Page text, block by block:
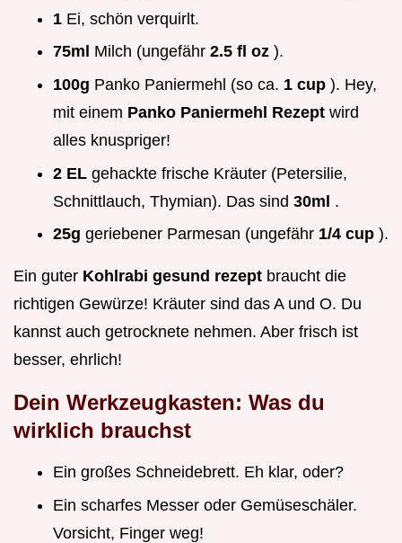
1 Ei, schön verquirlt.
75ml Milch (ungefähr 2.5 fl oz ).
100g Panko Paniermehl (so ca. 1 cup ). Hey,
mit einem Panko Paniermehl Rezept wird
alles knuspriger!
2 EL gehackte frische Kräuter (Petersilie,
Schnittlauch, Thymian). Das sind 30ml .
25g geriebener Parmesan (ungefähr 1/4 cup ).
Ein guter Kohlrabi gesund rezept braucht die
richtigen Gewürze! Kräuter sind das A und O. Du
kannst auch getrocknete nehmen. Aber frisch ist
besser, ehrlich!
Dein Werkzeugkasten: Was du
wirklich brauchst
Ein großes Schneidebrett. Eh klar, oder?
Ein scharfes Messer oder Gemüseschäler.
Vorsicht, Finger weg!